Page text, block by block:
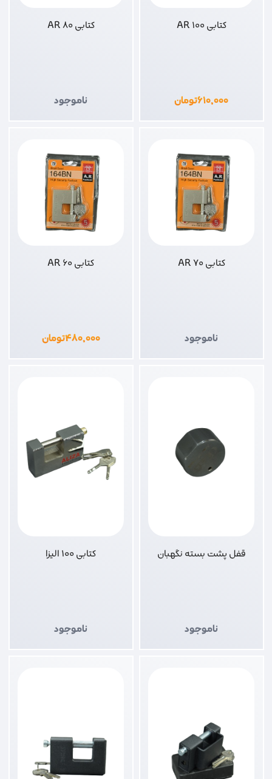
کتابی 100 AR
۶۱۰,۰۰۰تومان
کتابی 80 AR
ناموجود
کتابی 70 AR
ناموجود
کتابی 60 AR
۴۸۰,۰۰۰تومان
قفل پشت بسته نگهبان
ناموجود
کتابی 100 الیزا
ناموجود